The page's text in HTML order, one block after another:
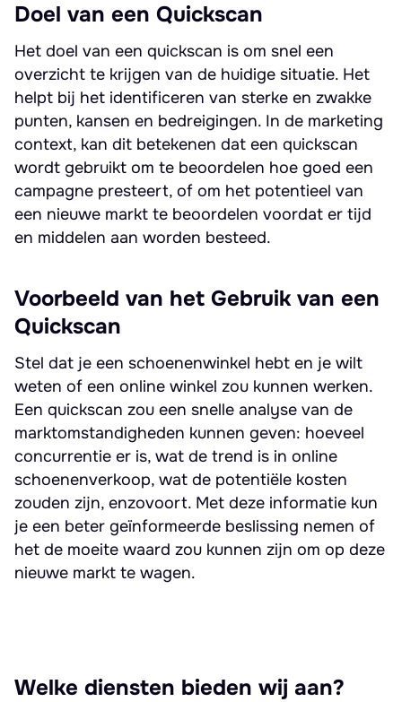
Doel van een Quickscan
Het doel van een quickscan is om snel een
overzicht te krijgen van de huidige situatie. Het
helpt bij het identificeren van sterke en zwakke
punten, kansen en bedreigingen. In de marketing
context, kan dit betekenen dat een quickscan
wordt gebruikt om te beoordelen hoe goed een
campagne presteert, of om het potentieel van
een nieuwe markt te beoordelen voordat er tijd
en middelen aan worden besteed.
Voorbeeld van het Gebruik van een
Quickscan
Stel dat je een schoenenwinkel hebt en je wilt
weten of een online winkel zou kunnen werken.
Een quickscan zou een snelle analyse van de
marktomstandigheden kunnen geven: hoeveel
concurrentie er is, wat de trend is in online
schoenenverkoop, wat de potentiële kosten
zouden zijn, enzovoort. Met deze informatie kun
je een beter geïnformeerde beslissing nemen of
het de moeite waard zou kunnen zijn om op deze
nieuwe markt te wagen.
Welke diensten bieden wij aan?